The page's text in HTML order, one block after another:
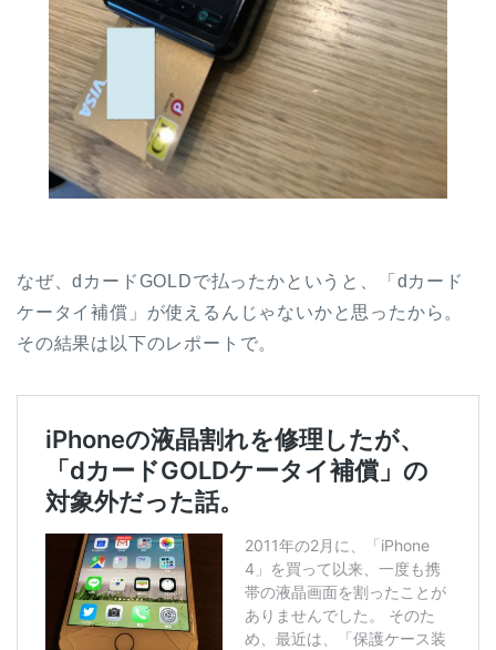
なぜ、dカードGOLDで払ったかというと、「dカード
ケータイ補償」が使えるんじゃないかと思ったから。
その結果は以下のレポートで。